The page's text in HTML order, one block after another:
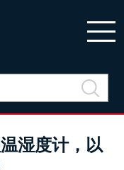
湿度计，以